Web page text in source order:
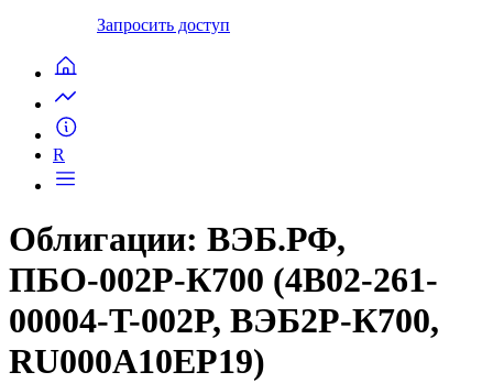
Запросить доступ
R
Облигации: ВЭБ.РФ,
ПБО-002Р-К700 (4B02-261-
00004-T-002P, ВЭБ2Р-К700,
RU000A10EP19)